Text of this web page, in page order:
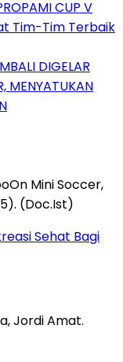
CUP V
Tim-Tim Terbaik
DIGELAR
MENYATUKAN
Sehat Bagi